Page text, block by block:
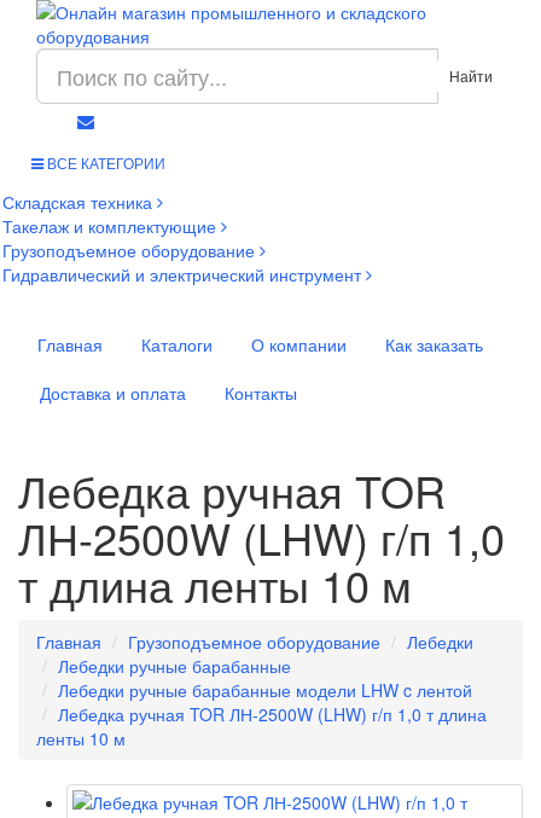
Найти
ВСЕ КАТЕГОРИИ
Складская техника
Такелаж и комплектующие
Грузоподъемное оборудование
Гидравлический и электрический инструмент
Главная Каталоги О компании
Как заказать
Доставка и оплата
Контакты
Лебедка ручная TOR
ЛН-2500W (LHW) г/п 1,0
т длина ленты 10 м
Главная Грузоподъемное оборудование
Лебедки
Лебедки ручные барабанные
Лебедки ручные барабанные модели LHW c лентой
Лебедка ручная TOR ЛН-2500W (LHW) г/п 1,0 т длина
ленты 10 м